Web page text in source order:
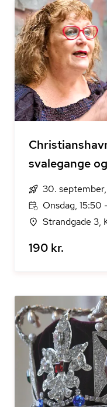
svalegange
30.
Onsdag, 15:50
Strandgade 3,
190 kr.